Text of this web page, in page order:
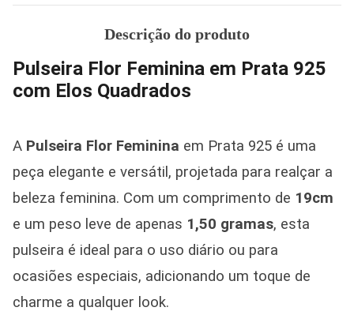
Descrição do produto
Pulseira Flor Feminina em Prata 925
com Elos Quadrados
A Pulseira Flor Feminina em Prata 925 é uma
peça elegante e versátil, projetada para realçar a
beleza feminina. Com um comprimento de 19cm
e um peso leve de apenas 1,50 gramas, esta
pulseira é ideal para o uso diário ou para
ocasiões especiais, adicionando um toque de
charme a qualquer look.